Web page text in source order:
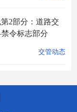
2部分：道路交
令标志部分
交管动态